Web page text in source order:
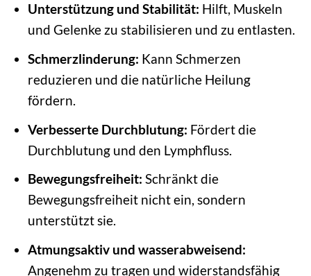
Unterstützung und Stabilität: Hilft, Muskeln
und Gelenke zu stabilisieren und zu entlasten.
Schmerzlinderung: Kann Schmerzen
reduzieren und die natürliche Heilung
fördern.
Verbesserte Durchblutung: Fördert die
Durchblutung und den Lymphfluss.
Bewegungsfreiheit: Schränkt die
Bewegungsfreiheit nicht ein, sondern
unterstützt sie.
Atmungsaktiv und wasserabweisend:
Angenehm zu tragen und widerstandsfähig